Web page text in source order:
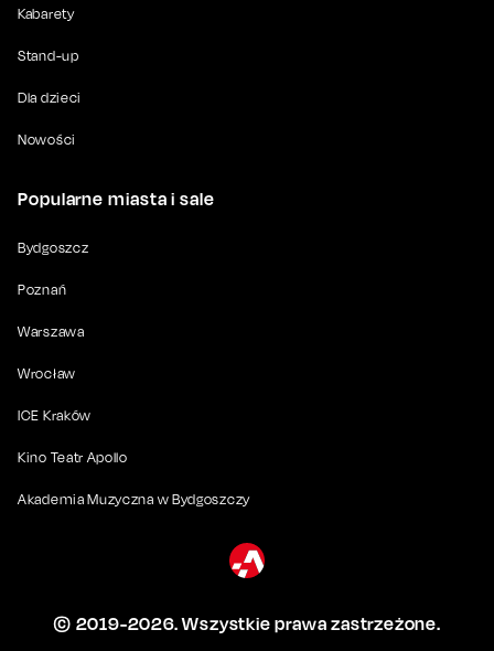
Kabarety
Stand-up
Dla dzieci
Nowości
Popularne miasta i sale
Bydgoszcz
Poznań
Warszawa
Wrocław
ICE Kraków
Kino Teatr Apollo
Akademia Muzyczna w Bydgoszczy
© 2019-2026. Wszystkie prawa zastrzeżone.